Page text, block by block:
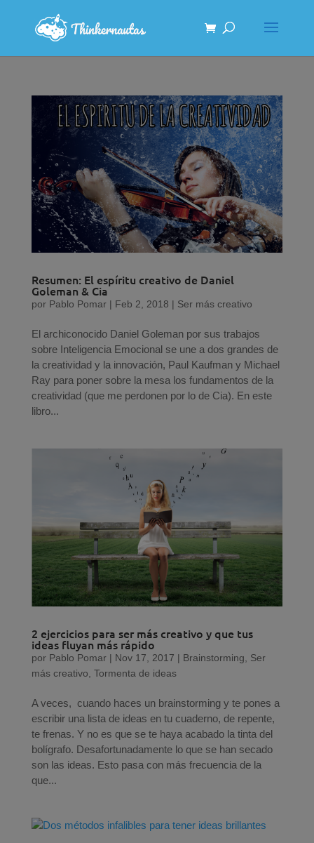
Resumen: El espíritu creativo de Daniel
Goleman & Cia
por Pablo Pomar| Feb 2, 2018 | Ser más creativo
El archiconocido Daniel Goleman por sus trabajos
sobre Inteligencia Emocional se une a dos grandes de
la creatividad y la innovación, Paul Kaufman y Michael
Ray para poner sobre la mesa los fundamentos de la
creatividad (que me perdonen por lo de Cia). En este
libro...
2 ejercicios para ser más creativo y que tus
ideas fluyan más rápido
por Pablo Pomar| Nov 17, 2017 | Brainstorming
Ser
más creativo Tormenta de ideas
A veces, cuando haces un brainstorming y te pones a
escribir una lista de ideas en tu cuaderno, de repente,
te frenas. Y no es que se te haya acabado la tinta del
bolígrafo. Desafortunadamente lo que se han secado
son las ideas. Esto pasa con más frecuencia de la
que...